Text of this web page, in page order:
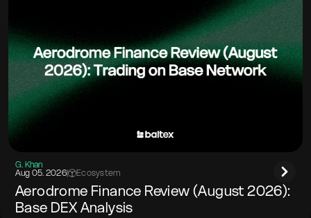
G. Khan
Aug 05. 2026| Ecosystem
Aerodrome Finance Review (August 2026):
Base DEX Analysis